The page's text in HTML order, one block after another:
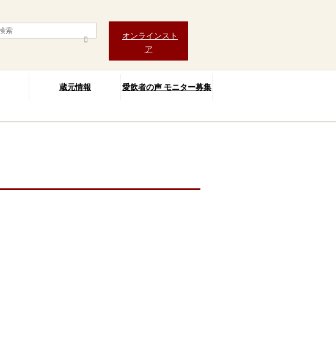
オンラインスト
ア
蔵元情報 愛飲者の声 モニター募集